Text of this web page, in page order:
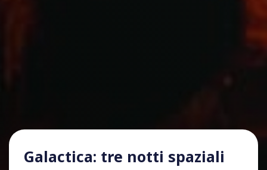
Galactica: tre notti spaziali